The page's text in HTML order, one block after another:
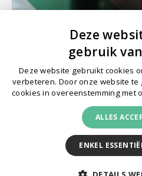
Slimme
zorgt voor
Deze
gebruik
Deze website gebruikt cookies
verbeteren. Door onze website te
cookies in overeenstemming met
ALLES
ENKEL